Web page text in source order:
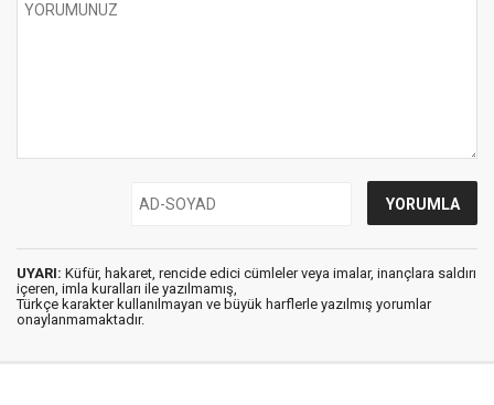
UYARI: Küfür, hakaret, rencide edici cümleler veya imalar, inançlara saldırı
içeren, imla kuralları ile yazılmamış,
Türkçe karakter kullanılmayan ve büyük harflerle yazılmış yorumlar
onaylanmamaktadır.